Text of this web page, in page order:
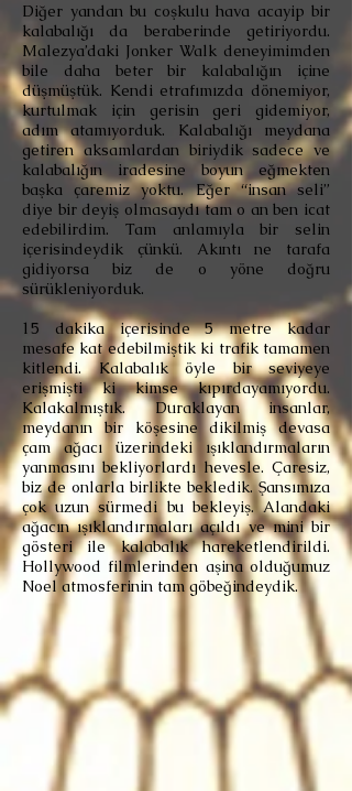
Diğer yandan bu coşkulu hava acayip bir
kalabalığı da beraberinde getiriyordu.
Malezya’daki Jonker Walk deneyimimden
bile daha beter bir kalabalığın içine
düşmüştük. Kendi etrafımızda dönemiyor,
kurtulmak için gerisin geri gidemiyor,
adım atamıyorduk. Kalabalığı meydana
getiren aksamlardan biriydik sadece ve
kalabalığın iradesine boyun eğmekten
başka çaremiz yoktu. Eğer “insan seli”
diye bir deyiş olmasaydı tam o an ben icat
edebilirdim. Tam anlamıyla bir selin
içerisindeydik çünkü. Akıntı ne tarafa
gidiyorsa biz de o yöne doğru
sürükleniyorduk.
15 dakika içerisinde 5 metre kadar
mesafe kat edebilmiştik ki trafik tamamen
kitlendi. Kalabalık öyle bir seviyeye
erişmişti ki kimse kıpırdayamıyordu.
Kalakalmıştık. Duraklayan insanlar,
meydanın bir köşesine dikilmiş devasa
çam ağacı üzerindeki ışıklandırmaların
yanmasını bekliyorlardı hevesle. Çaresiz,
biz de onlarla birlikte bekledik. Şansımıza
çok uzun sürmedi bu bekleyiş. Alandaki
ağacın ışıklandırmaları açıldı ve mini bir
gösteri ile kalabalık hareketlendirildi.
Hollywood filmlerinden aşina olduğumuz
Noel atmosferinin tam göbeğindeydik.